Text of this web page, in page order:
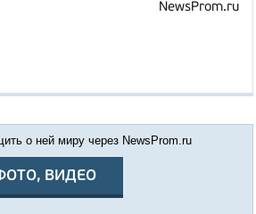
NewsProm.ru
о ней миру через NewsProm.ru
ВИДЕО